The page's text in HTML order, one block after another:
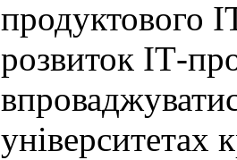
продуктового
розвиток ІТ-
університетах